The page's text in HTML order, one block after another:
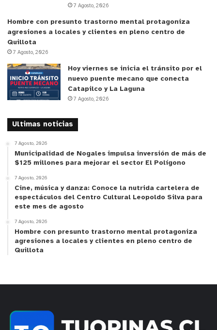
7 Agosto, 2026
Hombre con presunto trastorno mental protagoniza
agresiones a locales y clientes en pleno centro de
Quillota
7 Agosto, 2026
Hoy viernes se inicia el tránsito por el
nuevo puente mecano que conecta
Catapilco y La Laguna
7 Agosto, 2026
Ultimas noticias
7 Agosto, 2026
Municipalidad de Nogales impulsa inversión de más de
$125 millones para mejorar el sector El Polígono
7 Agosto, 2026
Cine, música y danza: Conoce la nutrida cartelera de
espectáculos del Centro Cultural Leopoldo Silva para
este mes de agosto
7 Agosto, 2026
Hombre con presunto trastorno mental protagoniza
agresiones a locales y clientes en pleno centro de
Quillota